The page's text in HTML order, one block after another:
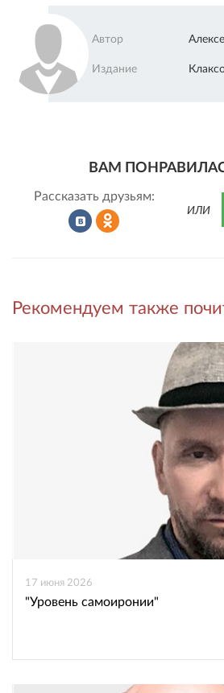
Автор
Издание
ВАМ
Рассказать друзьям:
во в
Одноклассниках
ИЛИ
Рекомендуем также
17 июня 2026
"Уровень самоиронии"